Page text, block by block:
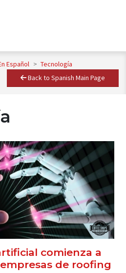
Español > Tecnología
Back to Spanish Main Page
comienza a
de roofing